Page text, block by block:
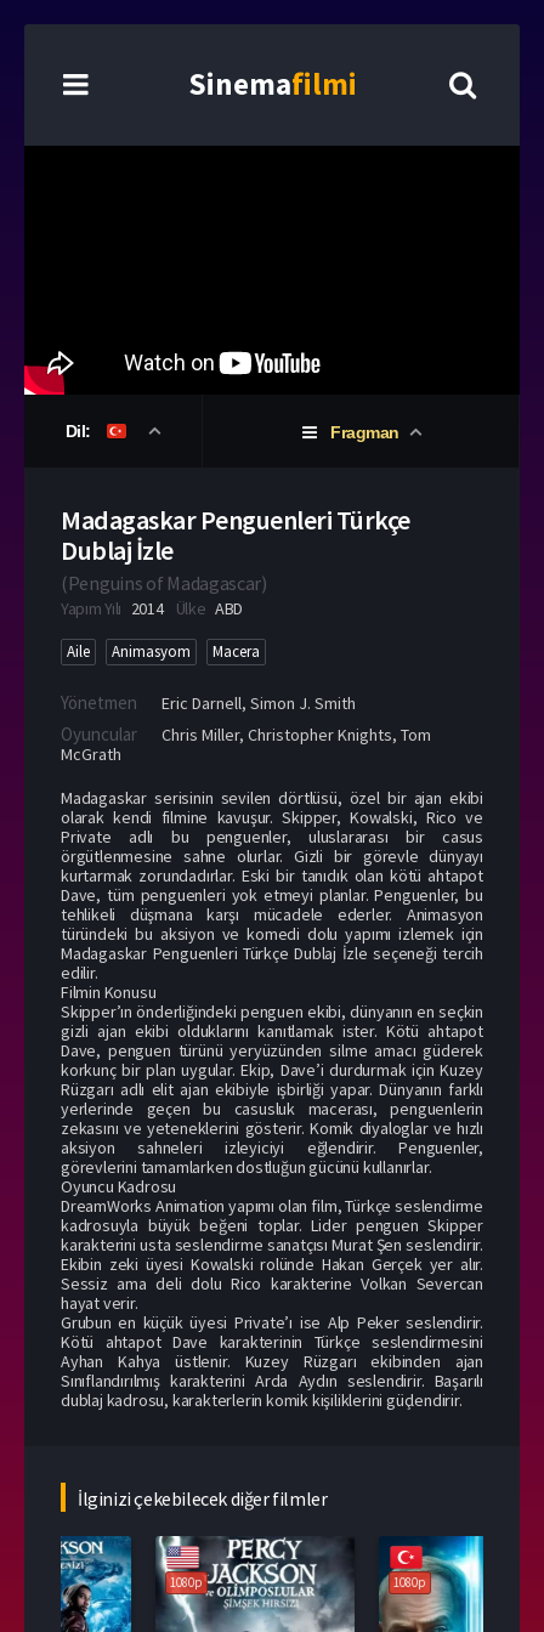
Sinemafilmi
Dil: Fragman
Madagaskar Penguenleri Türkçe
Dublaj İzle
(Penguins of Madagascar)
Yapım Yılı 2014 Ülke ABD
Aile Animasyom Macera
Yönetmen Eric Darnell, Simon J. Smith
Oyuncular Chris Miller, Christopher Knights, Tom
McGrath
Madagaskar serisinin sevilen dörtlüsü, özel bir ajan ekibi
olarak kendi filmine kavuşur. Skipper, Kowalski, Rico ve
Private adlı bu penguenler, uluslararası bir casus
örgütlenmesine sahne olurlar. Gizli bir görevle dünyayı
kurtarmak zorundadırlar. Eski bir tanıdık olan kötü ahtapot
Dave, tüm penguenleri yok etmeyi planlar. Penguenler, bu
tehlikeli düşmana karşı mücadele ederler. Animasyon
türündeki bu aksiyon ve komedi dolu yapımı izlemek için
Madagaskar Penguenleri Türkçe Dublaj İzle seçeneği tercih
edilir.
Filmin Konusu
Skipper’ın önderliğindeki penguen ekibi, dünyanın en seçkin
gizli ajan ekibi olduklarını kanıtlamak ister. Kötü ahtapot
Dave, penguen türünü yeryüzünden silme amacı güderek
korkunç bir plan uygular. Ekip, Dave’i durdurmak için Kuzey
Rüzgarı adlı elit ajan ekibiyle işbirliği yapar. Dünyanın farklı
yerlerinde geçen bu casusluk macerası, penguenlerin
zekasını ve yeteneklerini gösterir. Komik diyaloglar ve hızlı
aksiyon sahneleri izleyiciyi eğlendirir. Penguenler,
görevlerini tamamlarken dostluğun gücünü kullanırlar.
Oyuncu Kadrosu
DreamWorks Animation yapımı olan film, Türkçe seslendirme
kadrosuyla büyük beğeni toplar. Lider penguen Skipper
karakterini usta seslendirme sanatçısı Murat Şen seslendirir.
Ekibin zeki üyesi Kowalski rolünde Hakan Gerçek yer alır.
Sessiz ama deli dolu Rico karakterine Volkan Severcan
hayat verir.
Grubun en küçük üyesi Private’ı ise Alp Peker seslendirir.
Kötü ahtapot Dave karakterinin Türkçe seslendirmesini
Ayhan Kahya üstlenir. Kuzey Rüzgarı ekibinden ajan
Sınıflandırılmış karakterini Arda Aydın seslendirir. Başarılı
dublaj kadrosu, karakterlerin komik kişiliklerini güçlendirir.
İlginizi çekebilecek diğer filmler
1080p 1080p